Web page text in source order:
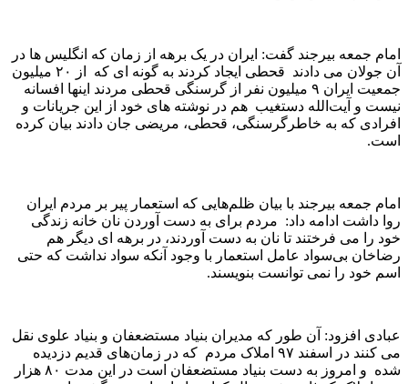
امام جمعه بیرجند گفت: ایران در یک برهه از زمان که انگلیس ها در
آن جولان می دادند قحطی ایجاد کردند به گونه ای که از ۲۰ میلیون
جمعیت ایران ۹ میلیون نفر از گرسنگی قحطی مردند اینها افسانه
نیست و آیت‌الله دستغیب هم در نوشته های خود از این جریانات و
افرادی که به خاطرگرسنگی، قحطی، مریضی جان دادند بیان کرده
است.
امام جمعه بیرجند با بیان ظلم‌هایی که استعمار پیر بر مردم ایران
روا داشت ادامه داد: مردم برای به دست آوردن نان خانه زندگی
خود را می فرختند تا نان به دست آوردند‌، در برهه ای دیگر هم
رضاخان بی‌سواد عامل استعمار با وجود آنکه سواد نداشت که حتی
اسم خود را نمی توانست بنویسند‌.
عبادی افزود: آن طور که مدیران بنیاد مستضعفان و بنیاد علوی نقل
می کنند در اسفند ۹۷ املاک مردم که در زمان‌های قدیم دزدیده
شده و امروز به دست بنیاد مستضعفان است در این مدت ۸۰ هزار